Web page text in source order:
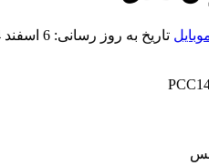
تاریخ به روز رسانی: 6 اسفند 1404